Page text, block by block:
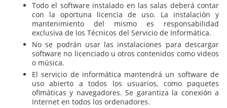
Todo el software instalado en las salas deberá contar
con la oportuna licencia de uso. La instalación y
mantenimiento del mismo es responsabilidad
exclusiva de los Técnicos del Servicio de Informática.
No se podrán usar las instalaciones para descargar
software no licenciado u otros contenidos como videos
o música.
El servicio de informática mantendrá un software de
uso abierto a todos los usuarios, como paquetes
ofimáticas y navegadores. Se garantiza la conexión a
Internet en todos los ordenadores.